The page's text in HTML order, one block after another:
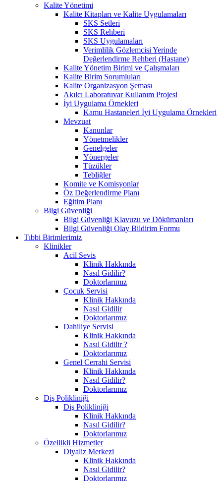
Kalite Yönetimi
Kalite Kitapları ve Kalite Uygulamaları
SKS Setleri
SKS Rehberi
SKS Uygulamaları
Verimlilik Gözlemcisi Yerinde
Değerlendirme Rehberi (Hastane)
Kalite Yönetim Birimi ve Çalışmaları
Kalite Birim Sorumluları
Kalite Organizasyon Şeması
Akılcı Laboratuvar Kullanım Projesi
İyi Uygulama Örnekleri
Kamu Hastaneleri İyi Uygulama Örnekleri
Mevzuat
Kanunlar
Yönetmelikler
Genelgeler
Yönergeler
Tüzükler
Tebliğler
Komite ve Komisyonlar
Öz Değerlendirme Planı
Eğitim Planı
Bilgi Güvenliği
Bilgi Güvenliği Klavuzu ve Dökümanları
Bilgi Güvenliği Olay Bildirim Formu
Tıbbi Birimlerimiz
Klinikler
Acil Sevis
Klinik Hakkında
Nasıl Gidilir?
Doktorlarımız
Çocuk Servisi
Klinik Hakkında
Nasıl Gidilir
Doktorlarımız
Dahiliye Servisi
Klinik Hakkında
Nasıl Gidilir ?
Doktorlarımız
Genel Cerrahi Servisi
Klinik Hakkında
Nasıl Gidilir?
Doktorlarımız
Diş Polikliniği
Diş Polikliniği
Klinik Hakkında
Nasıl Gidilir?
Doktorlarımız
Özellikli Hizmetler
Diyaliz Merkezi
Klinik Hakkında
Nasıl Gidilir?
Doktorlarımız